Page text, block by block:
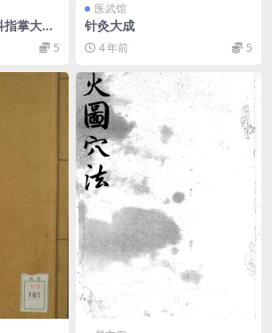
指掌大
5
医武馆
针灸大成
4 年前 5